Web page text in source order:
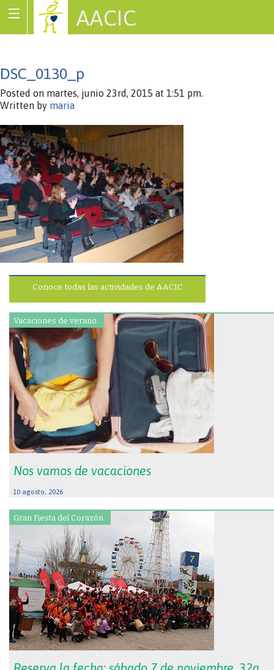
AACIC
DSC_0130_p
Posted on martes, junio 23rd, 2015 at 1:51 pm.
Written by maria
Conoce todas las actividades de AACIC
Vacaciones de verano.
Nos vamos de vacaciones
10 agosto, 2026
Gran Fiesta del Corazón.